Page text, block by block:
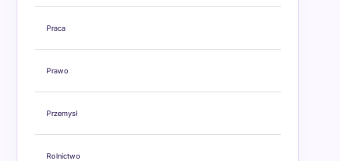
Praca
Prawo
Przemysł
Rolnictwo